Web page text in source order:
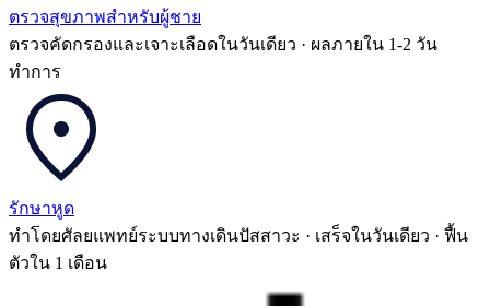
ตรวจสุขภาพสำหรับผู้ชาย
ตรวจคัดกรองและเจาะเลือดในวันเดียว · ผลภายใน 1-2 วัน
ทำการ
รักษาหูด
ทำโดยศัลยแพทย์ระบบทางเดินปัสสาวะ · เสร็จในวันเดียว · ฟื้น
ตัวใน 1 เดือน